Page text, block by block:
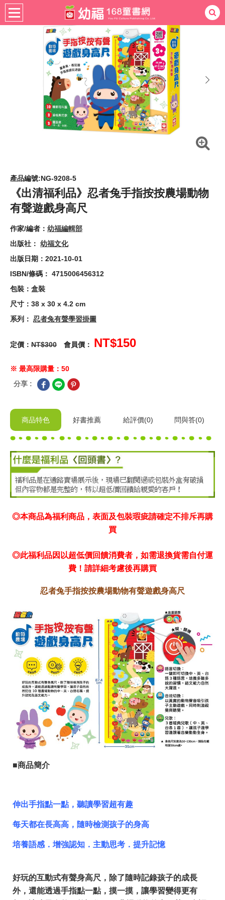
熱門：忍者兔ㄅㄆㄇ學習桌遊
手指按按拼圖 練習本積木黏土
3D立體書
繪本讀本 next
產品編號:NG-9208-5
《出清福利品》忍者兔手指按按農場動物
有聲遊戲身高尺
作家/編者： 幼福編輯部
出版社： 幼福文化
出版日期：2021-10-01
ISBN/條碼： 4715006456312
包裝：盒裝
尺寸：38 x 30 x 4.2 cm
系列： 忍者兔有聲學習掛圖
定價： NT$300 會員價： NT$150
※ 最高限購量：50
分享 :
商品特色 好書推薦 給評價(0) 問與答(0)
◎本商品為福利商品，表面及包裝瑕疵請確定不排斥再購
買
◎此福利品因以超低價回饋消費者，如需退換貨需自付運
費！請詳細考慮後再購買
忍者兔手指按按農場動物有聲遊戲身高尺
■商品簡介
伸出手指點一點，聽讀學習超有趣
每天都在長高高，隨時檢測孩子的身高
培養語感．增強認知．主動思考．提升記憶
好玩的互動式有聲身高尺，除了隨時記錄孩子的成長
外，還能透過手指點一點，摸一摸，讓學習變得更有